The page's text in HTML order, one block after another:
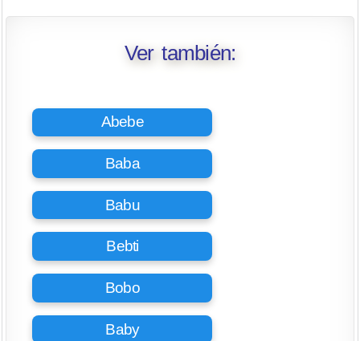
Ver también:
Abebe
Baba
Babu
Bebti
Bobo
Baby